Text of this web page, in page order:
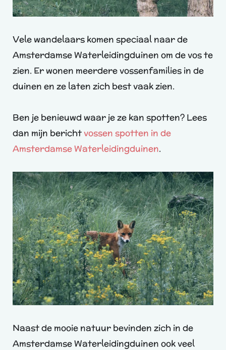
Vele wandelaars komen speciaal naar de
Amsterdamse Waterleidingduinen om de vos te
zien. Er wonen meerdere vossenfamilies in de
duinen en ze laten zich best vaak zien.
Ben je benieuwd waar je ze kan spotten? Lees
dan mijn berichtvossen spotten in de
Amsterdamse Waterleidingduinen.
Naast de mooie natuur bevinden zich in de
Amsterdamse Waterleidingduinen ook veel